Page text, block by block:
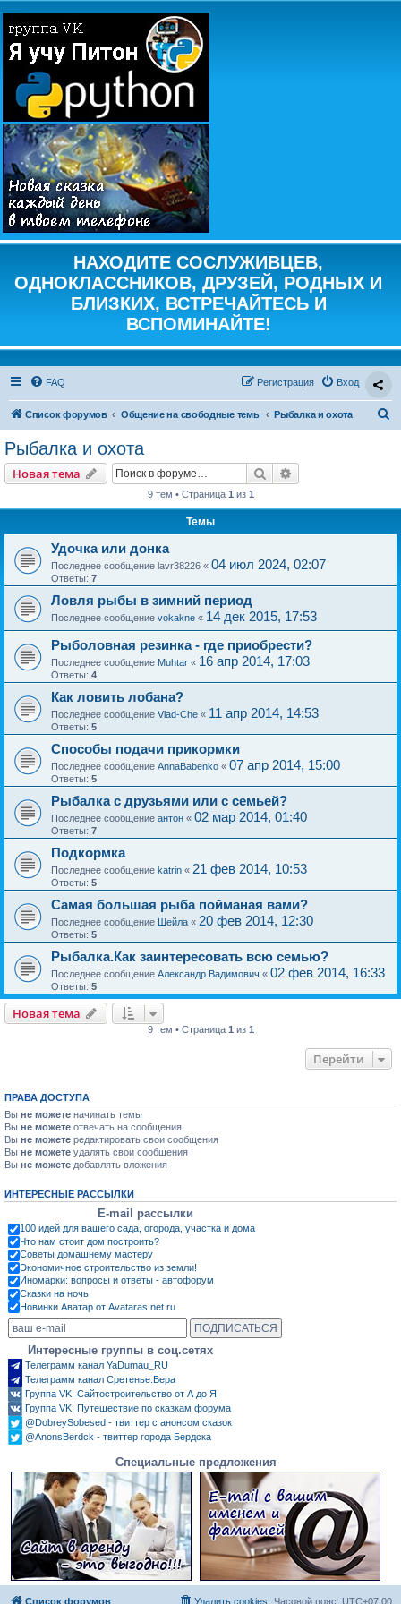
НАХОДИТЕ СОСЛУЖИВЦЕВ,
ОДНОКЛАССНИКОВ, ДРУЗЕЙ, РОДНЫХ И
БЛИЗКИХ, ВСТРЕЧАЙТЕСЬ И
ВСПОМИНАЙТЕ!
FAQ Вход
Регистрация
Список форумов Общение на свободные темы Рыбалка и охота
Рыбалка и охота
Новая тема Поиск
9 тем • Страница 1 из 1
Темы
Удочка или донка
Последнее сообщение lavr38226 « 04 июл 2024, 02:07
Ответы: 7
Ловля рыбы в зимний период
Последнее сообщение vokakne « 14 дек 2015, 17:53
Рыболовная резинка - где приобрести?
Последнее сообщение Muhtar « 16 апр 2014, 17:03
Ответы: 4
Как ловить лобана?
Последнее сообщение Vlad-Che « 11 апр 2014, 14:53
Ответы: 5
Способы подачи прикормки
Последнее сообщение AnnaBabenko « 07 апр 2014, 15:00
Ответы: 5
Рыбалка с друзьями или с семьей?
Последнее сообщение антон « 02 мар 2014, 01:40
Ответы: 7
Подкормка
Последнее сообщение katrin « 21 фев 2014, 10:53
Ответы: 5
Самая большая рыба пойманая вами?
Последнее сообщение Шейла « 20 фев 2014, 12:30
Ответы: 5
Рыбалка.Как заинтересовать всю семью?
Последнее сообщение Александр Вадимович « 02 фев 2014, 16:33
Ответы: 5
Новая тема
9 тем • Страница 1 из 1
Перейти
ПРАВА ДОСТУПА
Вы не можете начинать темы
Вы не можете отвечать на сообщения
Вы не можете редактировать свои сообщения
Вы не можете удалять свои сообщения
Вы не можете добавлять вложения
ИНТЕРЕСНЫЕ РАССЫЛКИ
E-mail рассылки
100 идей для вашего сада, огорода, участка и дома
Что нам стоит дом построить?
Советы домашнему мастеру
Экономичное строительство из земли!
Иномарки: вопросы и ответы - автофорум
Сказки на ночь
Новинки Аватар от Avataras.net.ru
Интересные группы в соц.сетях
Телеграмм канал YaDumau_RU
Телеграмм канал Сретенье.Вера
Группа VK: Сайтостроительство от А до Я
Группа VK: Путешествие по сказкам форума
@DobreySobesed - твиттер с анонсом сказок
@AnonsBerdck - твиттер города Бердска
Специальные предложения
Список форумов Часовой пояс: UTC+07:00
Удалить cookies